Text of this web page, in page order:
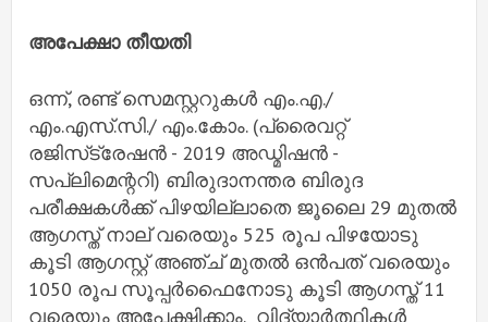
അപേക്ഷാ തീയതി
ഒന്ന്, രണ്ട് സെമസ്റ്ററുകൾ എം.എ./
എം.എസ്.സി./ എം.കോം. (പ്രൈവറ്റ്
രജിസ്‌ട്രേഷൻ - 2019 അഡ്മിഷൻ -
സപ്ലിമെന്ററി) ബിരുദാനന്തര ബിരുദ
പരീക്ഷകൾക്ക് പിഴയില്ലാതെ ജൂലൈ 29 മുതൽ
ആഗസ്ത് നാല് വരെയും 525 രൂപ പിഴയോടു
കൂടി ആഗസ്റ്റ് അഞ്ച് മുതൽ ഒൻപത് വരെയും
1050 രൂപ സൂപ്പർഫൈനോടു കൂടി ആഗസ്ത് 11
വരെയും അപേക്ഷിക്കാം. വിദ്യാർത്ഥികൾ